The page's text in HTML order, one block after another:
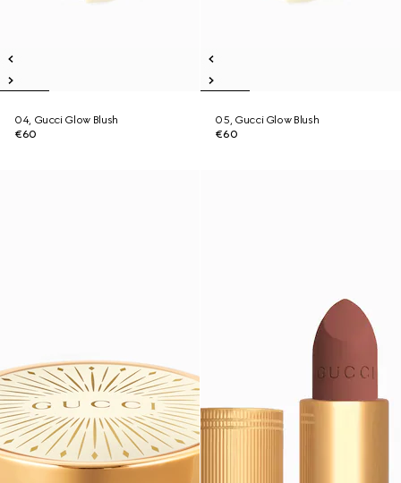
04, Gucci Glow Blush
€60
05, Gucci Glow Blush
€60